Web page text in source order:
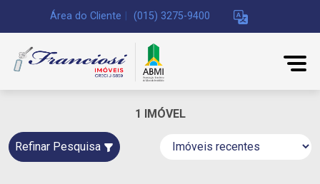
Área do Cliente (015) 3275-9400
1 IMÓVEL
Refinar Pesquisa